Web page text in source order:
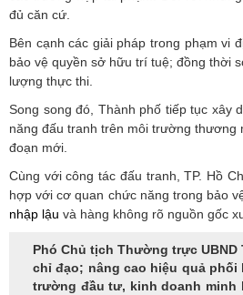
đủ căn cứ.
Bên cạnh các giải pháp trong phạm vi
bảo vệ quyền sở hữu trí tuệ; đồng thời
lượng thực thi.
Song song đó, Thành phố tiếp tục xây
năng đấu tranh trên môi trường thương
đoạn mới.
Cùng với công tác đấu tranh, TP. Hồ
hợp với cơ quan chức năng trong bảo
nhập lậu và hàng không rõ nguồn gốc
Phó Chủ tịch Thường trực
chỉ đạo; nâng cao hiệu quả
trường đầu tư, kinh doanh minh